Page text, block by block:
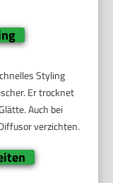
Styling
Er trocknet
Auch bei
verzichten.